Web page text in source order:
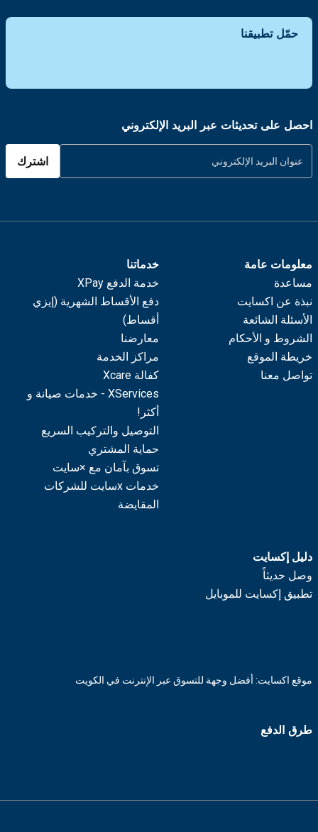
حمّل تطبيقنا
احصل على تحديثات عبر البريد الإلكتروني
اشترك
معلومات عامة
مساعدة
نبذة عن اكسايت
الأسئلة الشائعة
الشروط و الأحكام
خريطة الموقع
تواصل معنا
خدماتنا
خدمة الدفع XPay
دفع الأقساط الشهرية (إيزي
أقساط)
معارضنا
مراكز الخدمة
كفالة Xcare
XServices - خدمات صيانة و
أكثر!
التوصيل والتركيب السريع
حماية المشتري
تسوق بآمان مع ×سايت
خدمات xسايت للشركات
المقايضة
دليل إكسايت
وصل حديثاً
تطبيق إكسايت للموبايل
موقع اكسايت: أفضل وجهة للتسوق عبر الإنترنت في الكويت
طرق الدفع